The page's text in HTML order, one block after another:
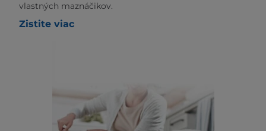
vlastných maznáčikov.
Zistite viac